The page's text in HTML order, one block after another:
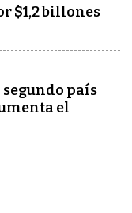
$1,2 billones
país
el